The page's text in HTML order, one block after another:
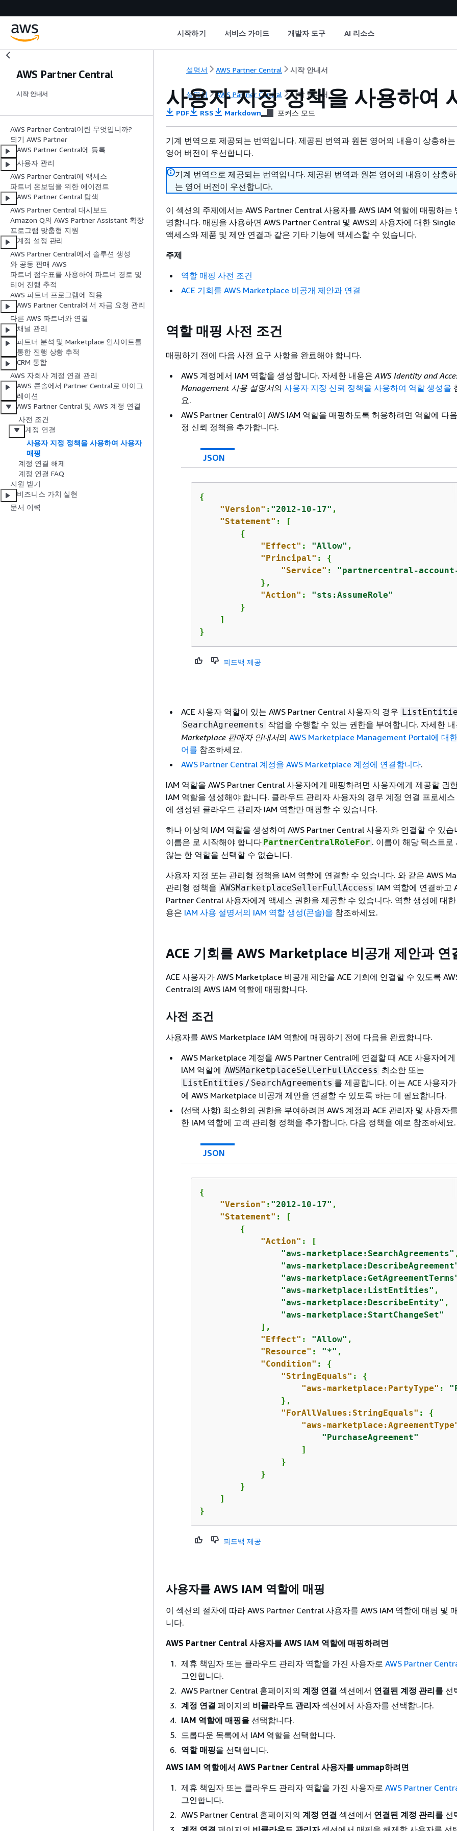
시작하기 서비스 가이드 개발자 도구 AI 리소스
AWS Partner Central
시작 안내서
AWS Partner Central이란 무엇입니까?
되기 AWS Partner
AWS Partner Central에 등록
사용자 관리
AWS Partner Central에 액세스
파트너 온보딩을 위한 에이전트
AWS Partner Central 탐색
AWS Partner Central 대시보드
Amazon Q의 AWS Partner Assistant 확장
프로그램 맞춤형 지원
계정 설정 관리
AWS Partner Central에서 솔루션 생성
와 공동 판매 AWS
파트너 점수표를 사용하여 파트너 경로 및
티어 진행 추적
AWS 파트너 프로그램에 적용
AWS Partner Central에서 자금 요청 관리
다른 AWS 파트너와 연결
채널 관리
파트너 분석 및 Marketplace 인사이트를
통한 진행 상황 추적
CRM 통합
AWS 자회사 계정 연결 관리
AWS 콘솔에서 Partner Central로 마이그
레이션
AWS Partner Central 및 AWS 계정 연결
사전 조건
계정 연결
사용자 지정 정책을 사용하여 사용자
매핑
계정 연결 해제
계정 연결 FAQ
지원 받기
비즈니스 가치 실현
문서 이력
설명서 AWS Partner Central 시작 안내서
설명서 AWS Partner Central 시작 안내서
사용자 지정 정책을 사용하여
PDF RSS Markdown 포커스 모드
기계 번역으로 제공되는 번역입니다. 제공된 번역과 원본 영어의 내용이 상충하
영어 버전이 우선합니다.
기계 번역으로 제공되는 번역입니다. 제공된 번역과 원본 영어의 내용이 상충
는 영어 버전이 우선합니다.
이 섹션의 주제에서는 AWS Partner Central 사용자를 AWS IAM 역할에 매핑하는
명합니다. 매핑을 사용하면 AWS Partner Central 및 AWS의 사용자에 대한
액세스와 제품 및 제안 연결과 같은 기타 기능에 액세스할 수 있습니다.
주제
역할 매핑 사전 조건
ACE 기회를 AWS Marketplace 비공개 제안과 연결
역할 매핑 사전 조건
매핑하기 전에 다음 사전 요구 사항을 완료해야 합니다.
AWS 계정에서 IAM 역할을 생성합니다. 자세한 내용은 AWS Identity and
Management 사용 설명서의 사용자 지정 신뢰 정책을 사용하여 역할 생성을
요.
AWS Partner Central이 AWS IAM 역할을 매핑하도록 허용하려면 역할에 다
정 신뢰 정책을 추가합니다.
JSON
{
"Version" : "2012-10-17" ,
"Statement" : [
{
"Effect" : "Allow" ,
"Principal" : {
"Service" : "partnercentral-account-
            },
"Action" : "sts:AssumeRole"
        }
    ]
}
피드백 제공
ACE 사용자 역할이 있는 AWS Partner Central 사용자의 경우
SearchAgreements 작업을 수행할 수 있는 권한을 부여합니다. 자세한
Marketplace 판매자 안내서의 AWS Marketplace Management Portal에 대
어를 참조하세요.
AWS Partner Central 계정을 AWS Marketplace 계정에 연결합니다.
IAM 역할을 AWS Partner Central 사용자에게 매핑하려면 사용자에게 제공할 권
IAM 역할을 생성해야 합니다. 클라우드 관리자 사용자의 경우 계정 연결 프로세스
에 생성된 클라우드 관리자 IAM 역할만 매핑할 수 있습니다.
하나 이상의 IAM 역할을 생성하여 AWS Partner Central 사용자와 연결할 수 있습
이름은 로 시작해야 합니다 PartnerCentralRoleFor . 이름이 해당 텍스트로
않는 한 역할을 선택할 수 없습니다.
사용자 지정 또는 관리형 정책을 IAM 역할에 연결할 수 있습니다. 와 같은 AWS
관리형 정책을 AWSMarketplaceSellerFullAccess IAM 역할에 연결하고
Partner Central 사용자에게 액세스 권한을 제공할 수 있습니다. 역할 생성에 대
용은 IAM 사용 설명서의 IAM 역할 생성(콘솔)을 참조하세요.
ACE 기회를 AWS Marketplace 비공개 제안과 연
ACE 사용자가 AWS Marketplace 비공개 제안을 ACE 기회에 연결할 수 있도록
Central의 AWS IAM 역할에 매핑합니다.
사전 조건
사용자를 AWS Marketplace IAM 역할에 매핑하기 전에 다음을 완료합니다.
AWS Marketplace 계정을 AWS Partner Central에 연결할 때 ACE 사용자에게
IAM 역할에 AWSMarketplaceSellerFullAccess 최소한 또는
ListEntities / SearchAgreements 를 제공합니다. 이는 ACE 사용자가
에 AWS Marketplace 비공개 제안을 연결할 수 있도록 하는 데 필요합니다.
(선택 사항) 최소한의 권한을 부여하려면 AWS 계정과 ACE 관리자 및 사용자
한 IAM 역할에 고객 관리형 정책을 추가합니다. 다음 정책을 예로 참조하세요.
JSON
{
"Version" : "2012-10-17" ,
"Statement" : [
{
"Action" : [
"aws-marketplace:SearchAgreements" ,
"aws-
"aws-
"aws-marketplace:ListEntities" ,
"aws-marketplace:DescribeEntity" ,
"aws-marketplace:StartChangeSet"
            ],
"Effect" : "Allow" ,
"Resource" : "*" ,
"Condition" : {
"StringEquals" : {
"aws-marketplace:PartyType" :
                },
"ForAllValues:StringEquals" : {
"aws-
"PurchaseAgreement"
                    ]
                }
            }
        }
    ]
}
피드백 제공
사용자를 AWS IAM 역할에 매핑
이 섹션의 절차에 따라 AWS Partner Central 사용자를 AWS IAM 역할에 매핑 및
니다.
AWS Partner Central 사용자를 AWS IAM 역할에 매핑하려면
제휴 책임자 또는 클라우드 관리자 역할을 가진 사용자로 AWS Partner
그인합니다.
AWS Partner Central 홈페이지의 계정 연결 섹션에서 연결된 계정 관리를 선
계정 연결 페이지의 비클라우드 관리자섹션에서 사용자를 선택합니다.
IAM 역할에 매핑을 선택합니다.
드롭다운 목록에서 IAM 역할을 선택합니다.
역할 매핑을 선택합니다.
AWS IAM 역할에서 AWS Partner Central 사용자를 ummap하려면
제휴 책임자 또는 클라우드 관리자 역할을 가진 사용자로 AWS Partner
그인합니다.
AWS Partner Central 홈페이지의 계정 연결 섹션에서 연결된 계정 관리를 선